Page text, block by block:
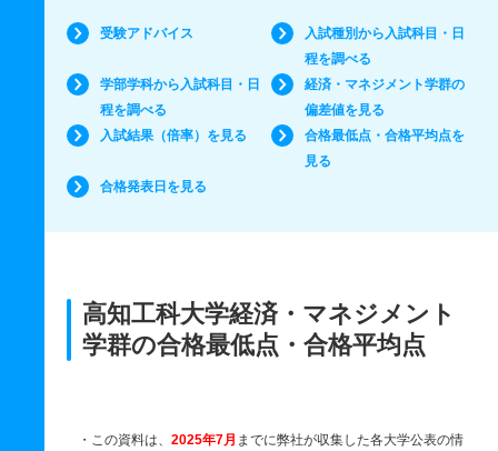
受験アドバイス
入試種別から入試科目・日
程を調べる
学部学科から入試科目・日
程を調べる
経済・マネジメント学群の
偏差値を見る
入試結果（倍率）を見る
合格最低点・合格平均点を
見る
合格発表日を見る
高知工科大学経済・マネジメント
学群の合格最低点・合格平均点
・この資料は、 2025年7月 までに弊社が収集した各大学公表の情